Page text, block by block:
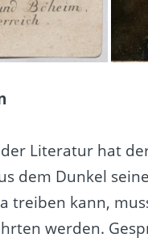
Literatur hat
dem Dunkel
treiben kann,
werden.